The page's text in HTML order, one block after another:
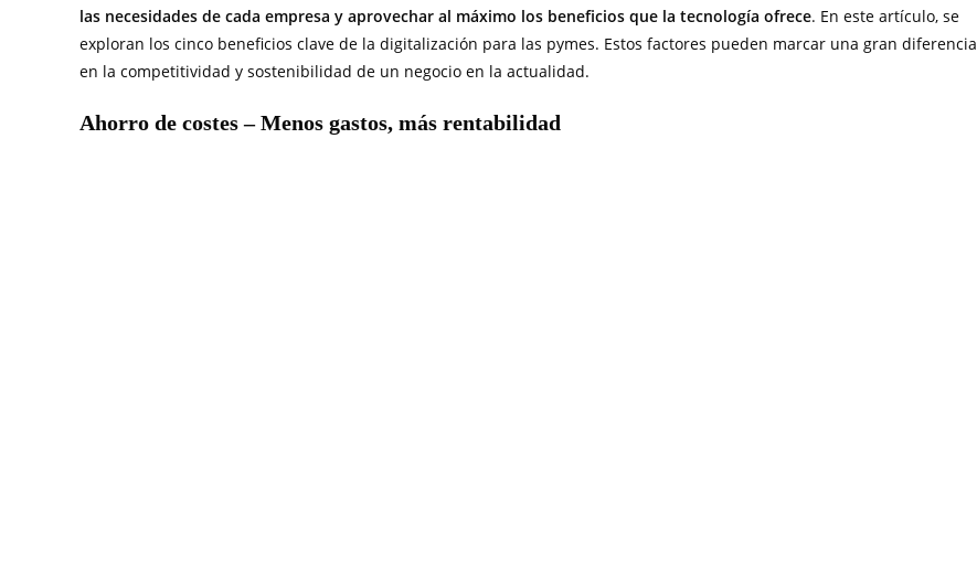
las necesidades de cada empresa y aprovechar al máximo los beneficios que la tecnología ofrece. En este artículo, se
exploran los cinco beneficios clave de la digitalización para las pymes. Estos factores pueden marcar una gran diferencia
en la competitividad y sostenibilidad de un negocio en la actualidad.
Ahorro de costes – Menos gastos, más rentabilidad